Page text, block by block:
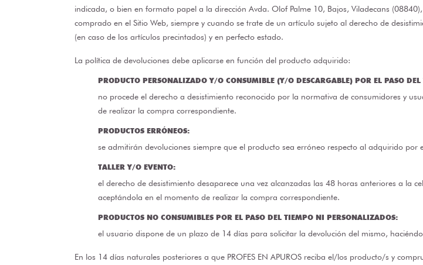
indicada, o bien en formato papel a la dirección Avda. Olof Palme 10, Bajos, Viladecans
comprado en el Sitio Web, siempre y cuando se trate de un artículo sujeto al derecho de
(en caso de los artículos precintados) y en perfecto estado.
La política de devoluciones debe aplicarse en función del producto adquirido:
PRODUCTO PERSONALIZADO Y/O CONSUMIBLE (Y/O DESCARGABLE) POR EL PASO
no procede el derecho a desistimiento reconocido por la normativa de consumidores y
de realizar la compra correspondiente.
PRODUCTOS ERRÓNEOS:
se admitirán devoluciones siempre que el producto sea erróneo respecto al adquirido por
TALLER Y/O EVENTO:
el derecho de desistimiento desaparece una vez alcanzadas las 48 horas anteriores a la
aceptándola en el momento de realizar la compra correspondiente.
PRODUCTOS NO CONSUMIBLES POR EL PASO DEL TIEMPO NI PERSONALIZADOS:
el usuario dispone de un plazo de 14 días para solicitar la devolución del mismo,
En los 14 días naturales posteriores a que PROFES EN APUROS reciba el/los producto/s y